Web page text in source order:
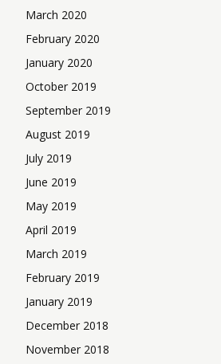
March 2020
February 2020
January 2020
October 2019
September 2019
August 2019
July 2019
June 2019
May 2019
April 2019
March 2019
February 2019
January 2019
December 2018
November 2018